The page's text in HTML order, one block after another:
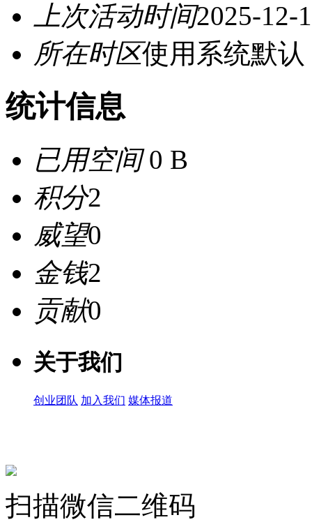
上次活动时间2025-12-
所在时区使用系统默认
统计信息
已用空间0 B
积分2
威望0
金钱2
贡献0
关于我们
创业团队 加入我们 媒体报道
扫描微信二维码